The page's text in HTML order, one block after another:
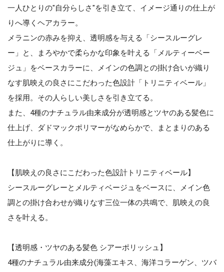
一人ひとりの"自分らしさ"を引き立て、イメージ通りの仕上が
りへ導くヘアカラー。
メラニンの赤みを抑え、透明感を与える「シースルーグレ
ー」と、まろやかで柔らかな印象を叶える「メルティーベー
ジュ」をベースカラーに、メインの色調との掛け合いが織り
なす肌映えの良さにこだわった色設計「トリニティベール」
を採用。その人らしい美しさを引き立てる。
また、4種のナチュラル由来成分が透明感とツヤのある髪色に
仕上げ、ダドマックポリマーがなめらかで、まとまりのある
仕上がりに導く。
【肌映えの良さにこだわった色設計トリニティベール】
シースルーグレーとメルティベージュをベースに、メイン色
調との掛け合わせが織りなす三位一体の共鳴で、肌映えの良
さを叶える。
【透明感・ツヤのある髪色 シアーポリッシュ】
4種のナチュラル由来成分(海藻エキス、海洋コラーゲン、ツバ